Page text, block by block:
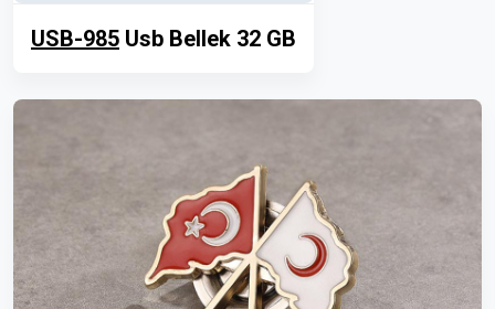
USB-985 Usb Bellek 32 GB